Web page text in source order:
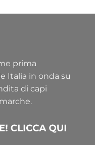
prima
Italia in onda su
di capi